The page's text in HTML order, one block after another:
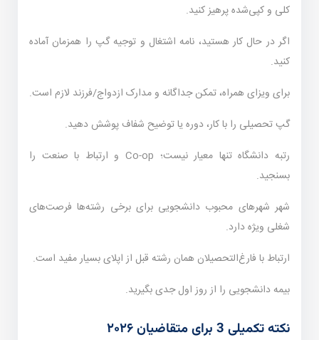
کلی و کپی‌شده پرهیز کنید.
اگر در حال کار هستید، نامه اشتغال و توجیه گپ را همزمان آماده
کنید.
برای ویزای همراه، تمکن جداگانه و مدارک ازدواج/فرزند لازم است.
گپ تحصیلی را با کار، دوره یا توضیح شفاف پوشش دهید.
رتبه دانشگاه تنها معیار نیست؛ Co-op و ارتباط با صنعت را
بسنجید.
شهر شهرهای محبوب دانشجویی برای برخی رشته‌ها فرصت‌های
شغلی ویژه دارد.
ارتباط با فارغ‌التحصیلان همان رشته قبل از اپلای بسیار مفید است.
بیمه دانشجویی را از روز اول جدی بگیرید.
نکته تکمیلی 3 برای متقاضیان ۲۰۲۶